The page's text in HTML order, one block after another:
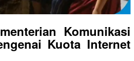
Komunikasi
Kuota Internet